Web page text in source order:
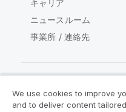
キャリア
ニュースルーム
事業所 / 連絡先
Qlik コミ
We use cookies to improve
and to deliver content